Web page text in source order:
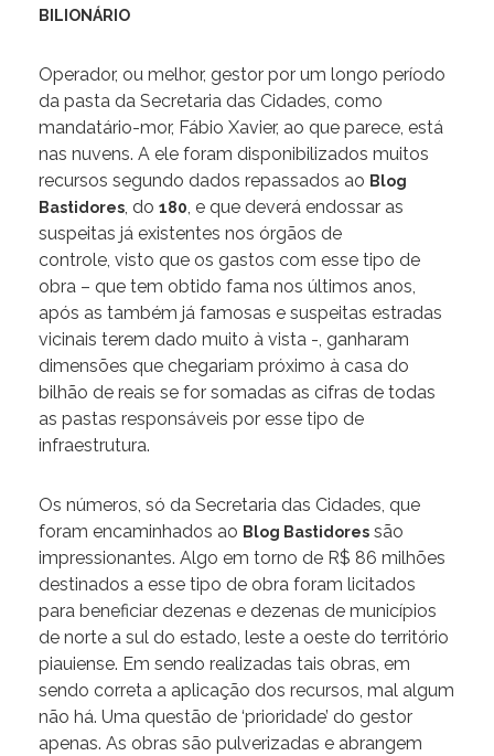
BILIONÁRIO
Operador, ou melhor, gestor por um longo período
da pasta da Secretaria das Cidades, como
mandatário-mor, Fábio Xavier, ao que parece, está
nas nuvens. A ele foram disponibilizados muitos
recursos segundo dados repassados ao Blog
Bastidores, do 180, e que deverá endossar as
suspeitas já existentes nos órgãos de
controle, visto que os gastos com esse tipo de
obra – que tem obtido fama nos últimos anos,
após as também já famosas e suspeitas estradas
vicinais terem dado muito à vista -, ganharam
dimensões que chegariam próximo à casa do
bilhão de reais se for somadas as cifras de todas
as pastas responsáveis por esse tipo de
infraestrutura.
Os números, só da Secretaria das Cidades, que
foram encaminhados ao Blog Bastidores são
impressionantes. Algo em torno de R$ 86 milhões
destinados a esse tipo de obra foram licitados
para beneficiar dezenas e dezenas de municípios
de norte a sul do estado, leste a oeste do território
piauiense. Em sendo realizadas tais obras, em
sendo correta a aplicação dos recursos, mal algum
não há. Uma questão de ‘prioridade’ do gestor
apenas. As obras são pulverizadas e abrangem